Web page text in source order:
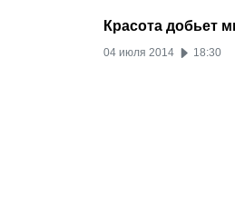
Красота добьет
04 июля 2014 18:30